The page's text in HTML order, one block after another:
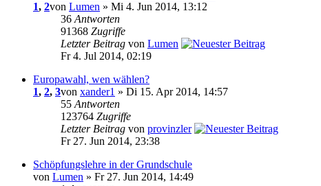
1, 2von Lumen » Mi 4. Jun 2014, 13:12
36 Antworten
91368 Zugriffe
Letzter Beitrag von Lumen
Fr 4. Jul 2014, 02:19
Europawahl, wen wählen?
1, 2, 3von xander1 » Di 15. Apr 2014, 14:57
55 Antworten
123764 Zugriffe
Letzter Beitrag von provinzler
Fr 27. Jun 2014, 23:38
Schöpfungslehre in der Grundschule
von Lumen » Fr 27. Jun 2014, 14:49